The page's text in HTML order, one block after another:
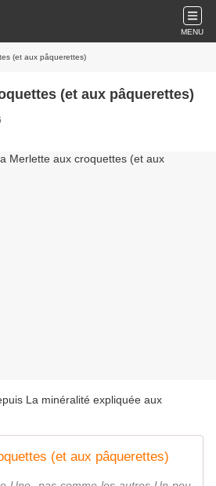
MENU
(et aux pâquerettes)
(et aux pâquerettes)
La minéralité expliquée aux
(et aux pâquerettes)